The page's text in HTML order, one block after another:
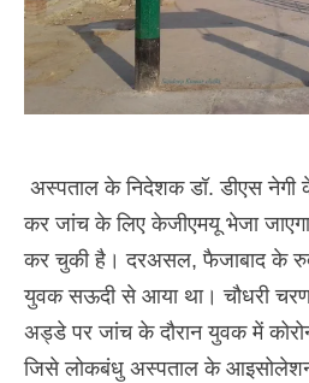
अस्पताल के निदेशक डॉ. डीएस
कर जांच के लिए केजीएमयू भेजा
कर चुकी है। दरअसल, फैजाबाद के
युवक सऊदी से आया था। चौधरी चरण
अड्डे पर जांच के दौरान युवक में
जिसे लोकबंधु अस्पताल के आइसोलेशन